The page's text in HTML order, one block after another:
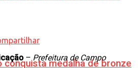
conquista medalha de bronze
–Prefeitura de Campo